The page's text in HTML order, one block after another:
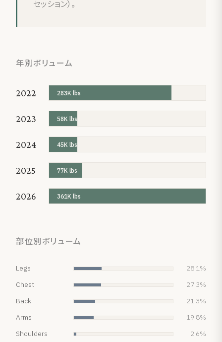
セッション）。
年別ボリューム
2022 283K lbs
2023 58K lbs
2024 45K lbs
2025 77K lbs
2026 361K lbs
部位別ボリューム
Legs
28.1%
Chest
27.3%
Back
21.3%
Arms
19.8%
Shoulders
2.6%